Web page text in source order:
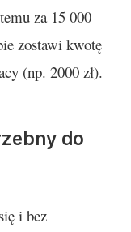
za 15 000
zostawi kwotę
(np. 2000 zł).
do
i bez